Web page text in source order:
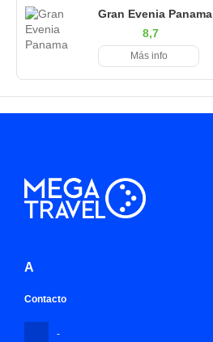
Gran Evenia Panama
8,7
Más info
A
Contacto
-